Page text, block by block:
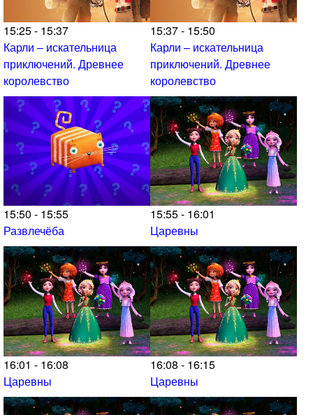
15:25 - 15:37
Карли – искательница
приключений. Древнее
королевство
15:37 - 15:50
Карли – искательница
приключений. Древнее
королевство
15:50 - 15:55
Развлечёба
15:55 - 16:01
Царевны
16:01 - 16:08
Царевны
16:08 - 16:15
Царевны